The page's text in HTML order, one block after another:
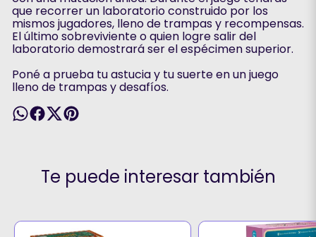
que recorrer un laboratorio construido por los
mismos jugadores, lleno de trampas y recompensas.
El último sobreviviente o quien logre salir del
laboratorio demostrará ser el espécimen superior.
Poné a prueba tu astucia y tu suerte en un juego
lleno de trampas y desafíos.
Te puede interesar también